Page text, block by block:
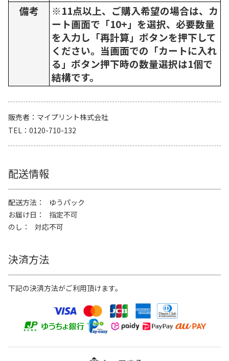
備考
※11点以上、ご購入希望の場合は、カ
ート画面で「10+」を選択、必要数量
を入力し「再計算」ボタンを押下して
ください。当画面での「カートに入れ
る」ボタン押下時の数量選択は1個で
結構です。
販売者
マイプリント株式会社
TEL
0120-710-132
配送情報
配送方法
ゆうパック
お届け日
指定不可
のし
対応不可
決済方法
下記の決済方法がご利用頂けます。